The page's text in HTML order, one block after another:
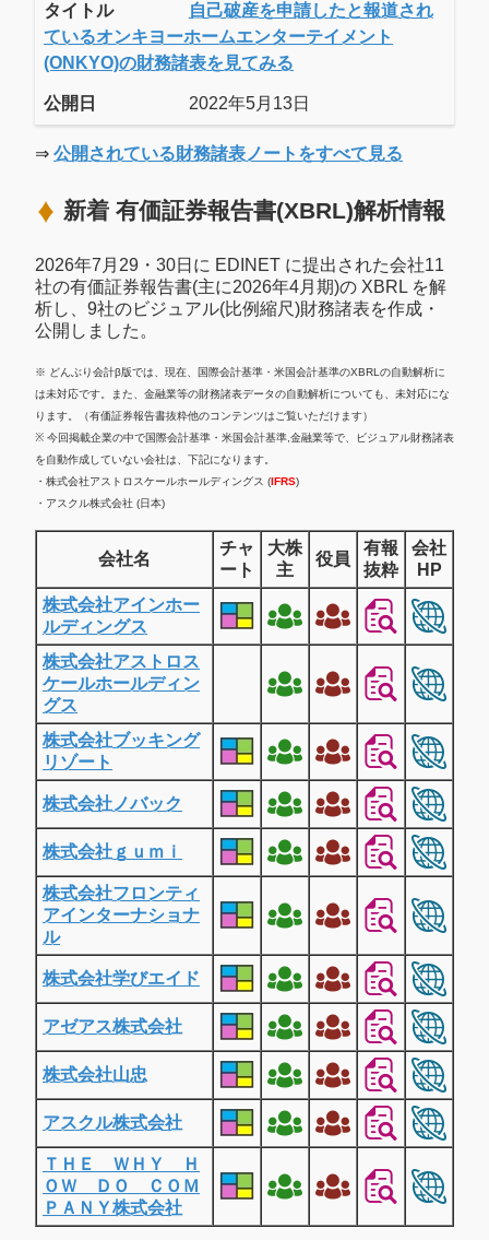
タイトル
自己破産を申請したと報道され
ているオンキヨーホームエンターテイメント
(ONKYO)の財務諸表を見てみる
公開日 2022年5月13日
⇒ 公開されている財務諸表ノートをすべて見る
新着 有価証券報告書(XBRL)解析情報
2026年7月29・30日に EDINET に提出された会社11
社の有価証券報告書(主に2026年4月期)の XBRL を解
析し、9社のビジュアル(比例縮尺)財務諸表を作成・
公開しました。
※ どんぶり会計β版では、現在、国際会計基準・米国会計基準のXBRLの自動解析に
は未対応です。また、金融業等の財務諸表データの自動解析についても、未対応にな
ります。（有価証券報告書抜粋他のコンテンツはご覧いただけます）
※ 今回掲載企業の中で国際会計基準・米国会計基準,金融業等で、ビジュアル財務諸表
を自動作成していない会社は、下記になります。
・株式会社アストロスケールホールディングス (IFRS)
・アスクル株式会社 (日本)
会社名
チャ
ート
大株
主
役員
有報
抜粋
会社
HP
株式会社アインホー
ルディングス
株式会社アストロス
ケールホールディン
グス
株式会社ブッキング
リゾート
株式会社ノバック
株式会社ｇｕｍｉ
株式会社フロンティ
アインターナショナ
ル
株式会社学びエイド
アゼアス株式会社
株式会社山忠
アスクル株式会社
ＴＨＥ ＷＨＹ Ｈ
ＯＷ ＤＯ ＣＯＭ
ＰＡＮＹ株式会社